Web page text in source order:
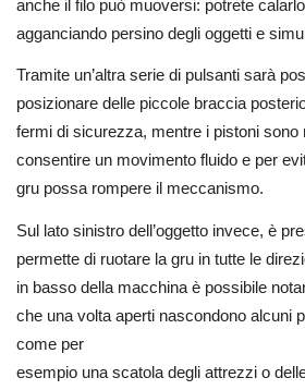
anche il filo può muoversi: potrete
agganciando persino degli oggetti e
Tramite un’altra serie di pulsanti sarà
posizionare delle piccole braccia
fermi di sicurezza, mentre i pistoni sono
consentire un movimento fluido e per
gru possa rompere il meccanismo.
Sul lato sinistro dell’oggetto invece, è
permette di ruotare la gru in tutte le
in basso della macchina è possibile
che una volta aperti nascondono alcuni
come per
esempio una scatola degli attrezzi o